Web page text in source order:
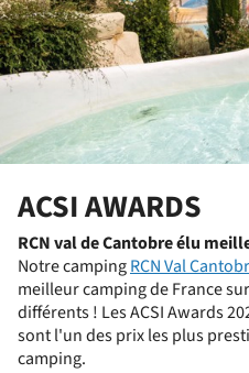
ACSI AWARDS
RCN val de Cantobre élu
Notre campingRCN Val
meilleur camping de France
différents ! Les ACSI Awards
sont l'un des prix les plus
camping.